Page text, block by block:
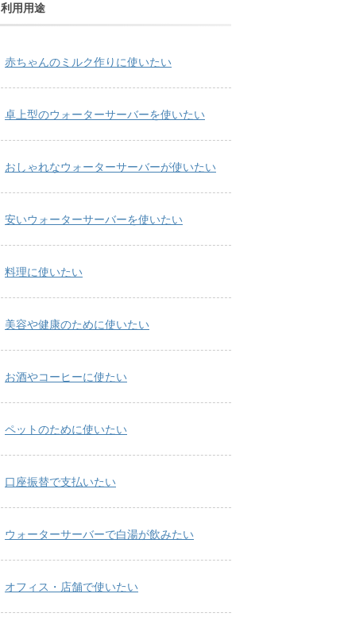
利用用途
赤ちゃんのミルク作りに使いたい
卓上型のウォーターサーバーを使いたい
おしゃれなウォーターサーバーが使いたい
安いウォーターサーバーを使いたい
料理に使いたい
美容や健康のために使いたい
お酒やコーヒーに使たい
ペットのために使いたい
口座振替で支払いたい
ウォーターサーバーで白湯が飲みたい
オフィス・店舗で使いたい